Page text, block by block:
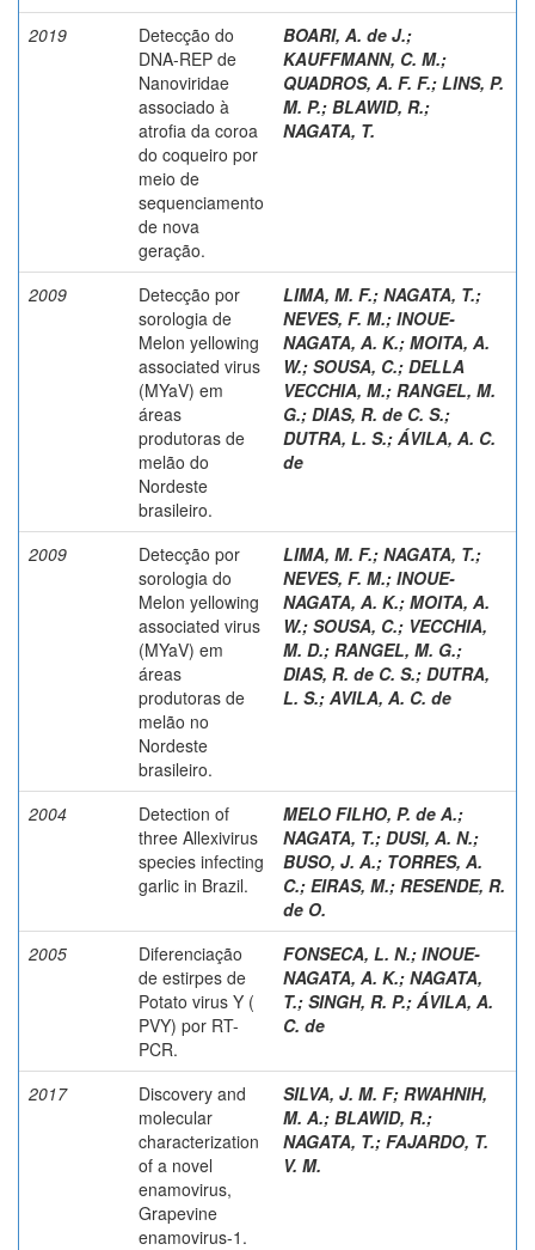
2019
Detecção do
DNA-REP de
Nanoviridae
associado à
atrofia da coroa
do coqueiro por
meio de
sequenciamento
de nova
geração.
BOARI, A. de J.;
KAUFFMANN, C. M.;
QUADROS, A. F. F.; LINS, P.
M. P.; BLAWID, R.;
NAGATA, T.
2009
Detecção por
sorologia de
Melon yellowing
associated virus
(MYaV) em
áreas
produtoras de
melão do
Nordeste
brasileiro.
LIMA, M. F.; NAGATA, T.;
NEVES, F. M.; INOUE-
NAGATA, A. K.; MOITA, A.
W.; SOUSA, C.; DELLA
VECCHIA, M.; RANGEL, M.
G.; DIAS, R. de C. S.;
DUTRA, L. S.; ÁVILA, A. C.
de
2009
Detecção por
sorologia do
Melon yellowing
associated virus
(MYaV) em
áreas
produtoras de
melão no
Nordeste
brasileiro.
LIMA, M. F.; NAGATA, T.;
NEVES, F. M.; INOUE-
NAGATA, A. K.; MOITA, A.
W.; SOU­SA, C.; VECCHIA,
M. D.; RANGEL, M. G.;
DIAS, R. de C. S.; DUTRA,
L. S.; AVILA, A. C. de
2004
Detection of
three Allexivirus
species infecting
garlic in Brazil.
MELO FILHO, P. de A.;
NAGATA, T.; DUSI, A. N.;
BUSO, J. A.; TORRES, A.
C.; EIRAS, M.; RESENDE, R.
de O.
2005
Diferenciação
de estirpes de
Potato virus Y (
PVY) por RT-
PCR.
FONSECA, L. N.; INOUE-
NAGATA, A. K.; NAGATA,
T.; SINGH, R. P.; ÁVILA, A.
C. de
2017
Discovery and
molecular
characterization
of a novel
enamovirus,
Grapevine
enamovirus-1.
SILVA, J. M. F; RWAHNIH,
M. A.; BLAWID, R.;
NAGATA, T.; FAJARDO, T.
V. M.